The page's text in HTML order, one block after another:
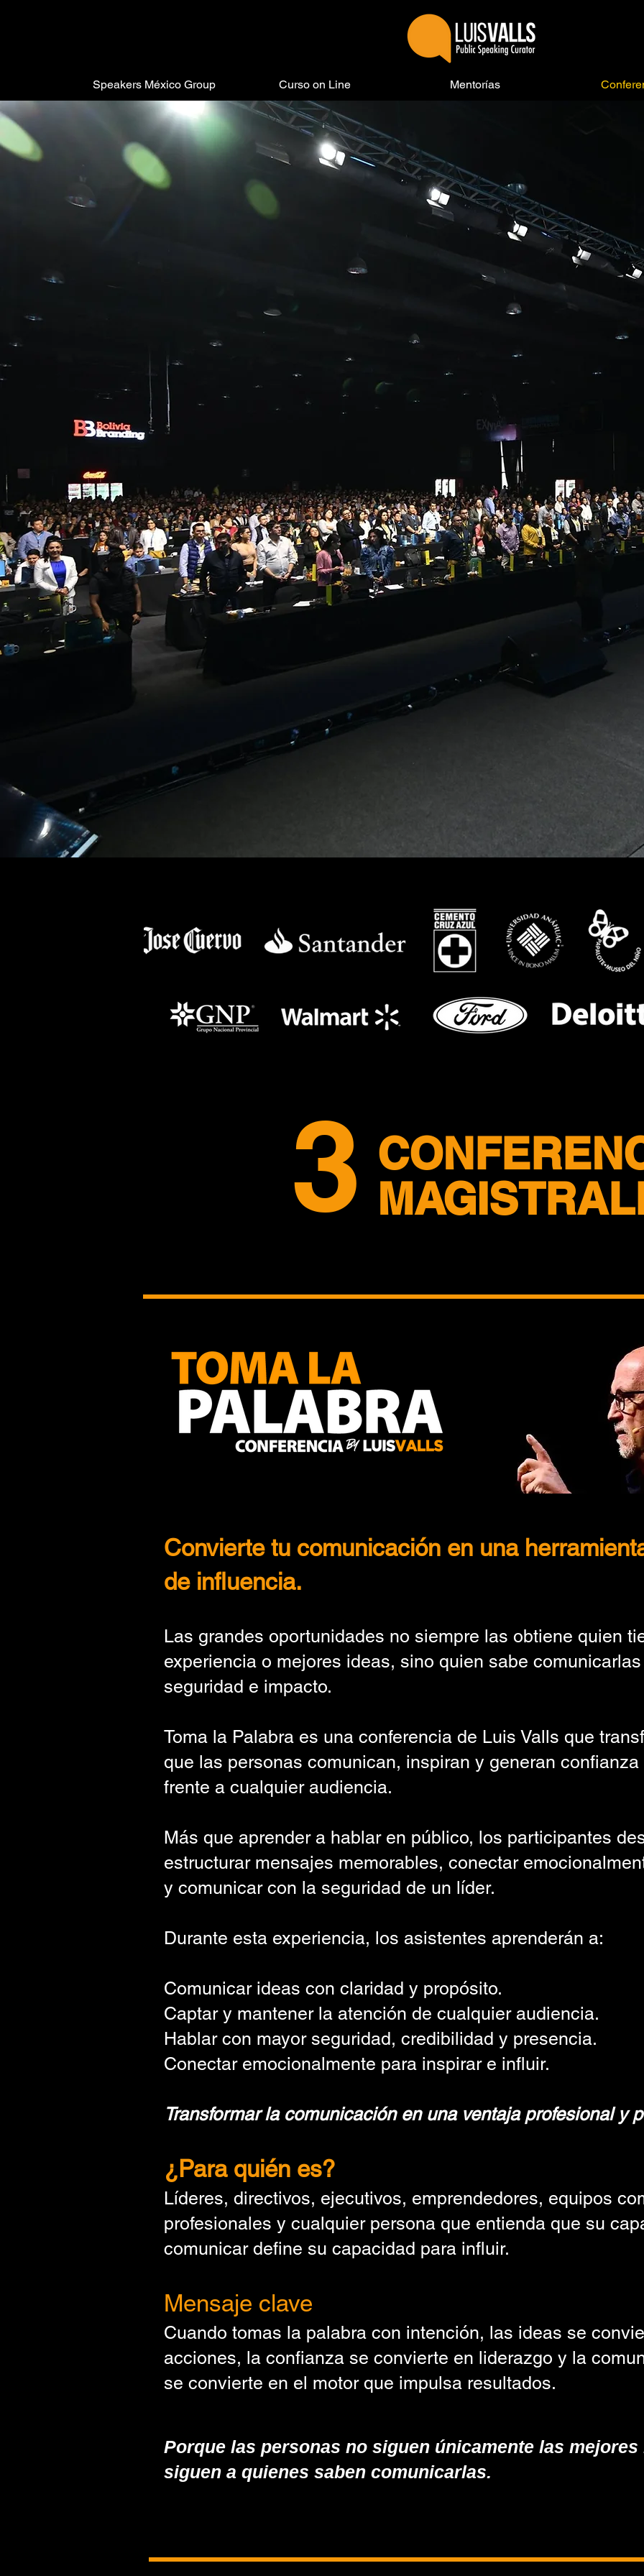
Speakers México Group Curso on Line Mentorías
3
Convierte tu comunicación en una
de influencia.
Las grandes oportunidades no siempre las obtiene quien
experiencia o mejores ideas, sino quien sabe
seguridad e impacto.
Toma la Palabra es una conferencia de Luis Valls que
que las personas comunican, inspiran y generan confianza
frente a cualquier audiencia.
Más que aprender a hablar en público, los participantes
estructurar mensajes memorables, conectar
y comunicar con la seguridad de un líder.
Durante esta experiencia, los asistentes aprenderán a:
Comunicar ideas con claridad y propósito.
Captar y mantener la atención de cualquier audiencia.
Hablar con mayor seguridad, credibilidad y presencia.
Conectar emocionalmente para inspirar e influir.
Transformar la comunicación en una ventaja profesional y
¿Para quién es?
Líderes, directivos, ejecutivos, emprendedores, equipos
profesionales y cualquier persona que entienda que su
comunicar define su capacidad para influir.
Mensaje clave
Cuando tomas la palabra con intención, las ideas se
acciones, la confianza se convierte en liderazgo y la
se convierte en el motor que impulsa resultados.
Porque las personas no siguen únicamente las mejores
siguen a quienes saben comunicarlas.